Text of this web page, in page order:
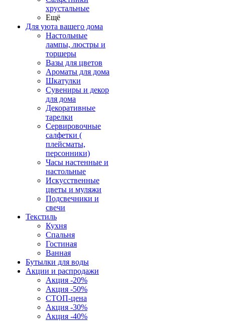
хрустальные
Ещё
Для уюта вашего дома
Настольные
лампы, люстры и
торшеры
Вазы для цветов
Ароматы для дома
Шкатулки
Сувениры и декор
для дома
Декоративные
тарелки
Сервировочные
салфетки (
плейсматы,
персонники)
Часы настенные и
настольные
Искусственные
цветы и муляжи
Подсвечники и
свечи
Текстиль
Кухня
Спальня
Гостиная
Ванная
Бутылки для воды
Акции и распродажи
Акция -20%
Акция -50%
СТОП-цена
Акция -30%
Акция -40%